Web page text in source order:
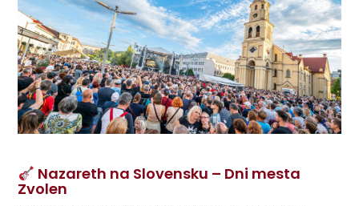
Nazareth na Slovensku – Dni mesta
Zvolen